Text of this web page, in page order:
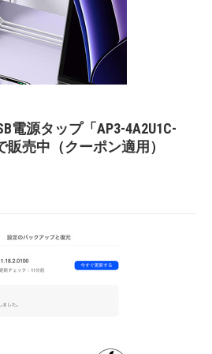
電源タップ「AP3-4A2U1C-
販売中（クーポン適用）